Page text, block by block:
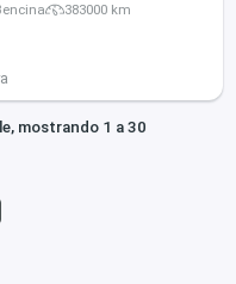
383000 km
mostrando 1 a 30